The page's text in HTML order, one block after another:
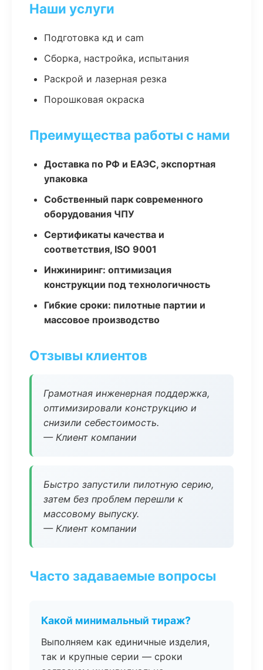
Наши услуги
Подготовка кд и cam
Сборка, настройка, испытания
Раскрой и лазерная резка
Порошковая окраска
Преимущества работы с нами
Доставка по РФ и ЕАЭС, экспортная
упаковка
Собственный парк современного
оборудования ЧПУ
Сертификаты качества и
соответствия, ISO 9001
Инжиниринг: оптимизация
конструкции под технологичность
Гибкие сроки: пилотные партии и
массовое производство
Отзывы клиентов
Грамотная инженерная поддержка,
оптимизировали конструкцию и
снизили себестоимость.
— Клиент компании
Быстро запустили пилотную серию,
затем без проблем перешли к
массовому выпуску.
— Клиент компании
Часто задаваемые вопросы
Какой минимальный тираж?
Выполняем как единичные изделия,
так и крупные серии — сроки